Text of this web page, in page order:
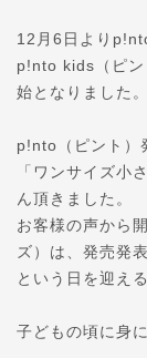
12月6日より
p!nto kids（ピン
始となりました。
p!nto（ピント）
「ワンサイズ小
ん頂きました。
お客様の声から
ズ）は、発売発
という日を迎え
子どもの頃に身